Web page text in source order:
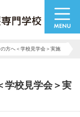
方へ＜学校見学会＞実施
学校見学会＞実